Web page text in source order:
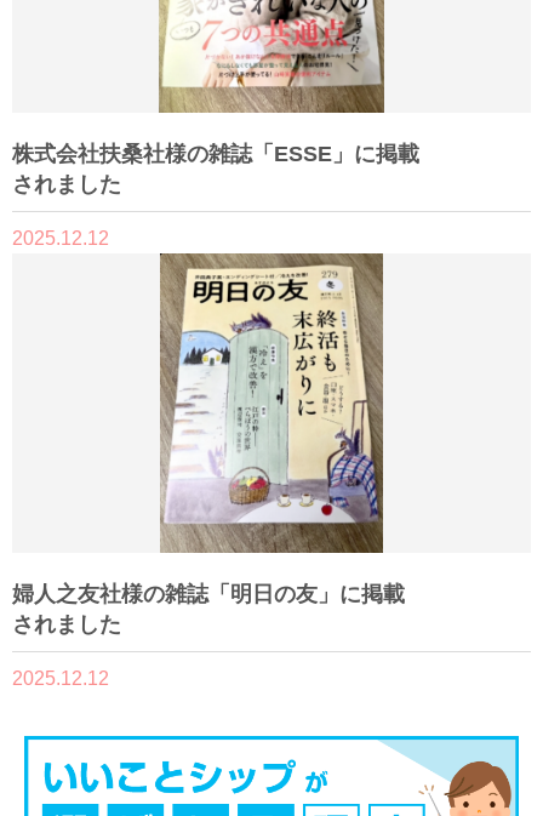
株式会社扶桑社様の雑誌「ESSE」に掲載
されました
2025.12.12
婦人之友社様の雑誌「明日の友」に掲載
されました
2025.12.12